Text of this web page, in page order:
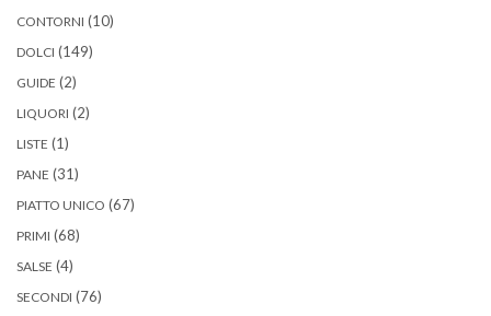
CONTORNI (10)
DOLCI (149)
GUIDE (2)
LIQUORI (2)
LISTE (1)
PANE (31)
PIATTO UNICO (67)
PRIMI (68)
SALSE (4)
SECONDI (76)